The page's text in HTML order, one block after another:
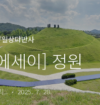
상다반사
세이] 정원
.. 2025. 7. 28.